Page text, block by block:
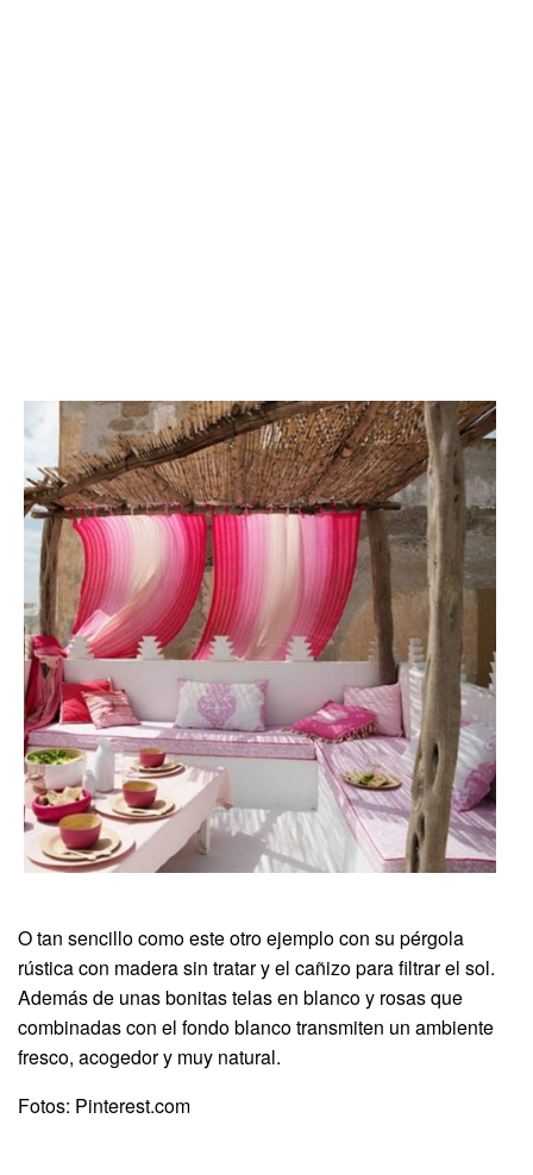
O tan sencillo como este otro ejemplo con su pérgola
rústica con madera sin tratar y el cañizo para filtrar el sol.
Además de unas bonitas telas en blanco y rosas que
combinadas con el fondo blanco transmiten un ambiente
fresco, acogedor y muy natural.
Fotos: Pinterest.com